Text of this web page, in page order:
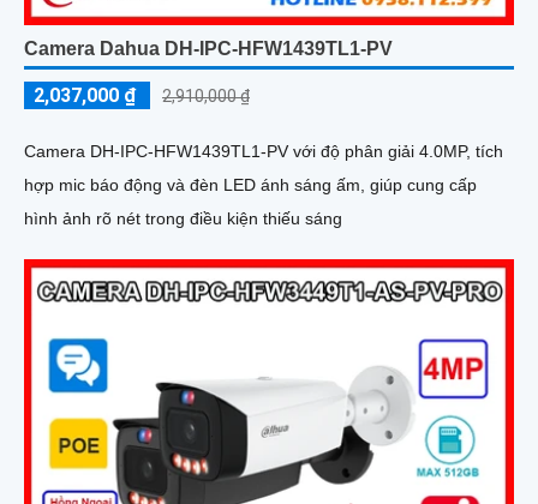
Camera Dahua DH-IPC-HFW1439TL1-PV
2,037,000 ₫ 2,910,000 ₫
Camera DH-IPC-HFW1439TL1-PV với độ phân giải 4.0MP, tích
hợp mic báo động và đèn LED ánh sáng ấm, giúp cung cấp
hình ảnh rõ nét trong điều kiện thiếu sáng